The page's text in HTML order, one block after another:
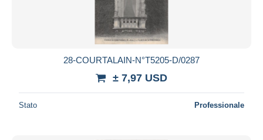
28-COURTALAIN-N°T5205-D/0287
± 7,97 USD
Stato Professionale